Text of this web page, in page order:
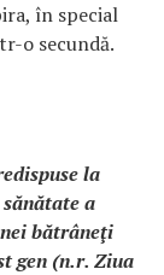
în special
o secundă.
la
a
bătrâneţi
gen (n.r. Ziua